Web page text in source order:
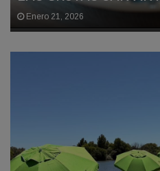
Enero 21, 2026